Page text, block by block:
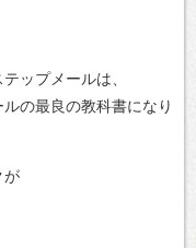
ップメールは、
の最良の教科書になり
が